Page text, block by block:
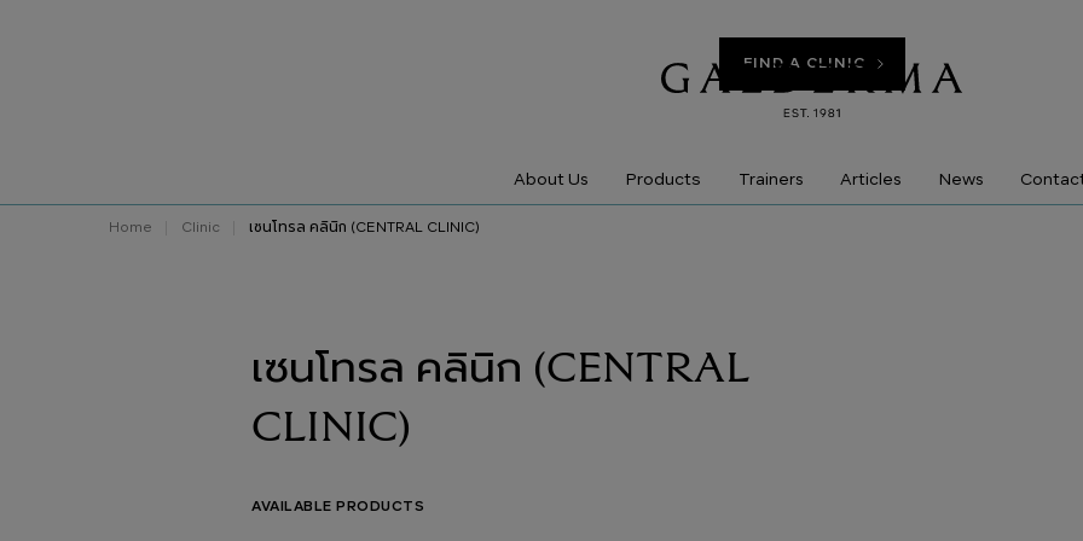
FIND A CLINIC
About Us Products Trainers Articles News
Home Clinic เซนโทรล คลินิก (CENTRAL CLINIC)
เซนโทรล คลินิก (CENTRAL
CLINIC)
AVAILABLE PRODUCTS